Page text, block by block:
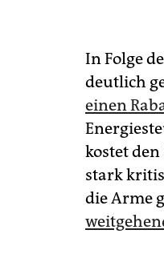
In Folge
deutlich
einen
kostet
stark
die Arme